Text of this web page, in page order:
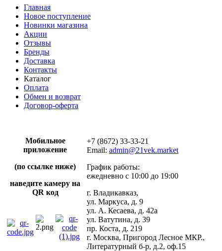
Главная
Новое поступление
Новинки магазина
Акции
Отзывы
Бренды
Доставка
Контакты
Каталог
Оплата
Обмен и возврат
Договор-оферта
Мобильное
приложение
(по ссылке ниже)
наведите камеру на
QR код
+7 (8672) 33-33-21
Email: admin@21vek.market
График работы:
ежедневно с 10:00 до 19:00
г. Владикавказ,
ул. Маркуса, д. 9
ул. А. Кесаева, д. 42а
ул. Ватутина, д. 39
пр. Коста, д. 219
г. Москва, Пригород Лесное МКР.,
Литературный б-р, д.2, оф.15